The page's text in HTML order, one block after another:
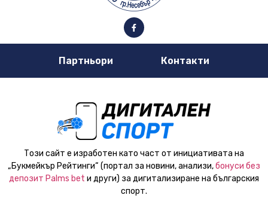
Партньори Контакти
Този сайт е изработен като част от инициативата на
„Букмейкър Рейтинги“ (портал за новини, анализи,бонуси без
депозит Palms bet и други) за дигитализиране на българския
спорт.